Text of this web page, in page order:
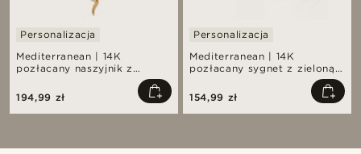
Mediterranean | 14K
pozłacany naszyjnik z
zawieszką pavé z cyrkonii w
kolorze szmaragdowej
zieleni i zawieszką w
kształcie węża
Personalizacja
194,99 zł
Mediterranean | 14K
pozłacany sygnet z zieloną
Personalizacja
154,99 zł